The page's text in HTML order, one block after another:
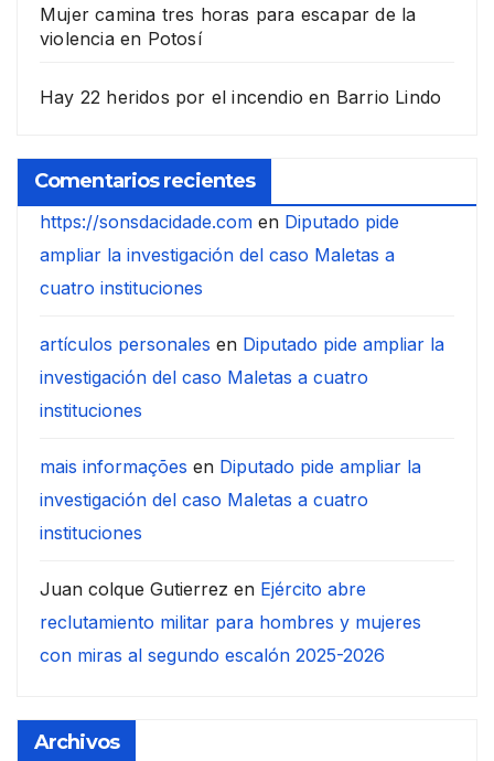
Mujer camina tres horas para escapar de la
violencia en Potosí
Hay 22 heridos por el incendio en Barrio Lindo
Comentarios recientes
https://sonsdacidade.com en Diputado pide
ampliar la investigación del caso Maletas a
cuatro instituciones
artículos personales en Diputado pide ampliar la
investigación del caso Maletas a cuatro
instituciones
mais informações en Diputado pide ampliar la
investigación del caso Maletas a cuatro
instituciones
Juan colque Gutierrez en Ejército abre
reclutamiento militar para hombres y mujeres
con miras al segundo escalón 2025-2026
Archivos